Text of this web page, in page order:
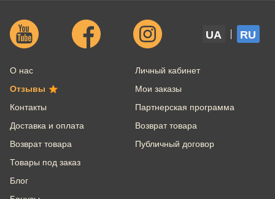
UA RU
О нас
Отзывы
Контакты
Доставка и оплата
Возврат товара
Товары под заказ
Блог
Личный кабинет
Мои заказы
Партнерская программа
Возврат товара
Публичный договор